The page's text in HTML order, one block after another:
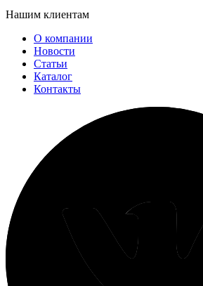
Нашим клиентам
О компании
Новости
Статьи
Каталог
Контакты